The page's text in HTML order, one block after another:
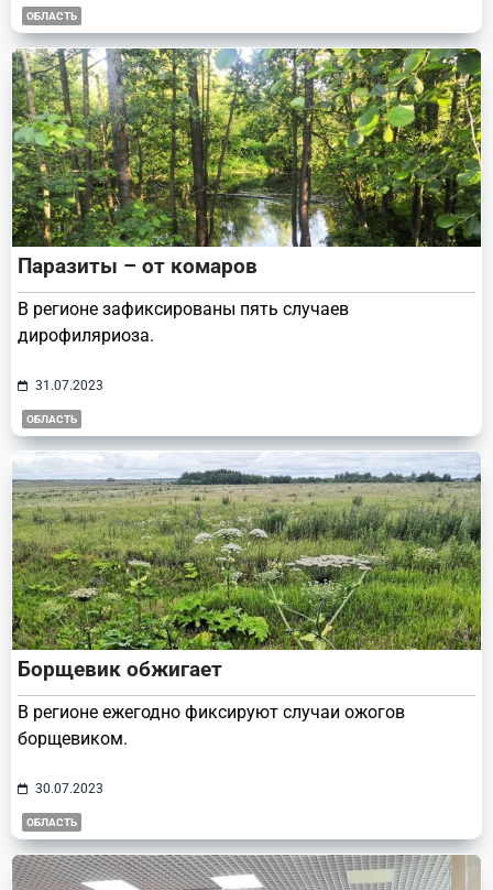
ОБЛАСТЬ
Паразиты – от комаров
В регионе зафиксированы пять случаев
дирофиляриоза.
31.07.2023
ОБЛАСТЬ
Борщевик обжигает
В регионе ежегодно фиксируют случаи ожогов
борщевиком.
30.07.2023
ОБЛАСТЬ